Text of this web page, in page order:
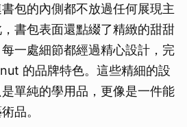
包的內側都不放過任何展現主
書包表面還點綴了精緻的甜甜
一處細節都經過精心設計，完
的品牌特色。這些精細的設
單純的學用品，更像是一件能
品。